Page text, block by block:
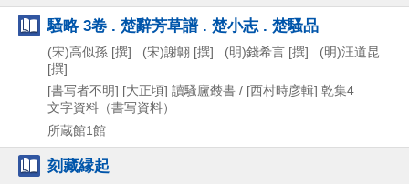
騷略 3卷 . 楚辭芳草譜 . 楚小志 . 楚騷品
(宋)高似孫 [撰] . (宋)謝翺 [撰] . (明)錢希言 [撰] . (明)汪道昆
[撰]
[書写者不明] [大正頃] 讀騷廬樷書 / [西村時彦輯] 乾集4
文字資料（書写資料）
所蔵館1館
刻藏縁起